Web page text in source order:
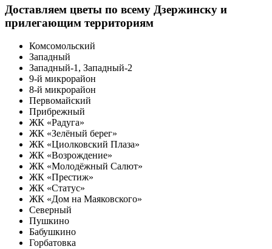
Доставляем цветы по всему Дзержинску и
прилегающим территориям
Комсомольский
Западный
Западный-1, Западный-2
9-й микрорайон
8-й микрорайон
Первомайский
Прибрежный
ЖК «Радуга»
ЖК «Зелёный берег»
ЖК «Циолковский Плаза»
ЖК «Возрождение»
ЖК «Молодёжный Салют»
ЖК «Престиж»
ЖК «Статус»
ЖК «Дом на Маяковского»
Северный
Пушкино
Бабушкино
Горбатовка